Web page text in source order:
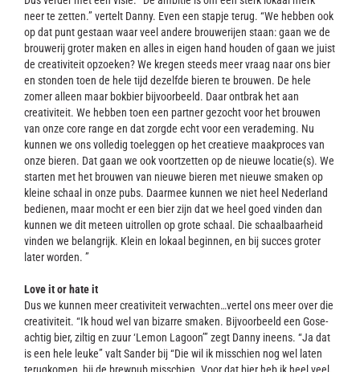
neer te zetten.” vertelt Danny. Even een stapje terug. “We hebben ook
op dat punt gestaan waar veel andere brouwerijen staan: gaan we de
brouwerij groter maken en alles in eigen hand houden of gaan we juist
de creativiteit opzoeken? We kregen steeds meer vraag naar ons bier
en stonden toen de hele tijd dezelfde bieren te brouwen. De hele
zomer alleen maar bokbier bijvoorbeeld. Daar ontbrak het aan
creativiteit. We hebben toen een partner gezocht voor het brouwen
van onze core range en dat zorgde echt voor een verademing. Nu
kunnen we ons volledig toeleggen op het creatieve maakproces van
onze bieren. Dat gaan we ook voortzetten op de nieuwe locatie(s). We
starten met het brouwen van nieuwe bieren met nieuwe smaken op
kleine schaal in onze pubs. Daarmee kunnen we niet heel Nederland
bedienen, maar mocht er een bier zijn dat we heel goed vinden dan
kunnen we dit meteen uitrollen op grote schaal. Die schaalbaarheid
vinden we belangrijk. Klein en lokaal beginnen, en bij succes groter
later worden. ”
Love it or hate it
Dus we kunnen meer creativiteit verwachten…vertel ons meer over die
creativiteit. “Ik houd wel van bizarre smaken. Bijvoorbeeld een Gose-
achtig bier, ziltig en zuur ‘Lemon Lagoon’” zegt Danny ineens. “Ja dat
is een hele leuke” valt Sander bij “Die wil ik misschien nog wel laten